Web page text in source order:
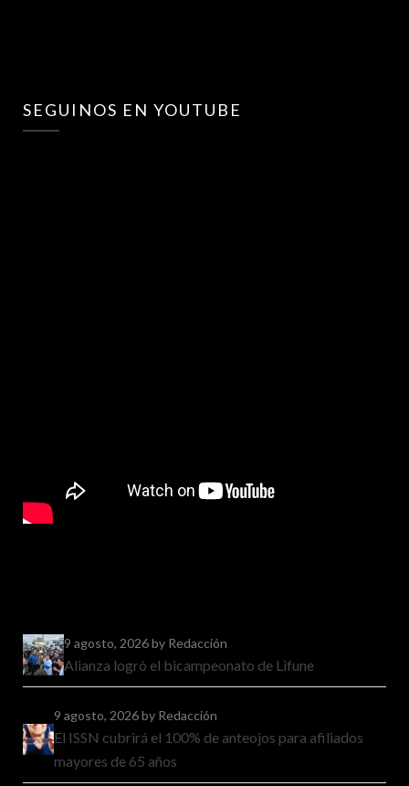
SEGUINOS EN YOUTUBE
9 agosto, 2026by Redacción
Alianza logró el bicampeonato de Lifune
9 agosto, 2026by Redacción
El ISSN cubrirá el 100% de anteojos para afiliados
mayores de 65 años